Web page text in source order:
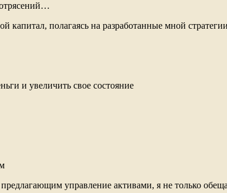
капитал, полагаясь на разработанные мной
и увеличить свое состояние
управление активами, я не только